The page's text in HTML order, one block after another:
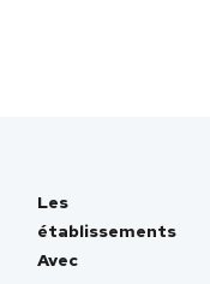
Les
établissements
Avec